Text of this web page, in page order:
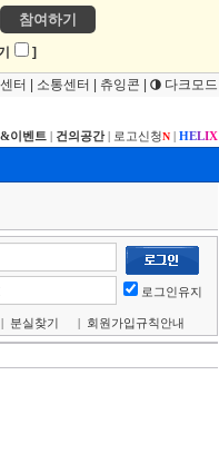
참여하기
]
터 소통센터 츄잉콘 다크모드
이벤트 | 건의공간| 로고신청N | HELIX
로그인유지
| 분실찾기 | 회원가입규칙안내